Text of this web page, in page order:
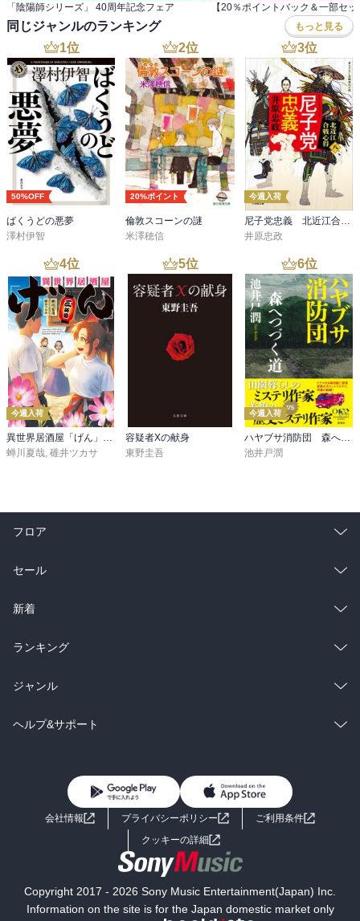
「陰陽師シリーズ」 40周年記念フェア
同じジャンルのランキング もっと見る
1位
50%OFF
ばくうどの悪夢
澤村伊智
2位
20%ポイント
倫敦スコーンの謎
米澤穂信
3位
今週入荷
尼子党忠義 北近江合戦心得〈八〉
井原忠政
4位
今週入荷
蝉川夏哉 碓井ツカサ
5位
容疑者Xの献身
東野圭吾
6位
今週入荷
池井戸潤
フロア
総合
ラノベ
雑誌・グラビア
BL・TL
セール
総合
ラノベ
雑誌・グラビア
BL・TL
新着
総合
ラノベ
雑誌・グラビア
ランキング
総合
ラノベ
ジャンル
コミック
ライトノベル 男子向けラノベ
小説
海外小説
ミステリー SF
ヘルプ&サポート
よくあるご質問 お問い合わせ
会社情報 プライバシーポリシー
ご利用条件
クッキーの詳細
Copyright 2017 - 2026 Sony Music Entertainment(Japan) Inc.
Information on the site is for the Japan domestic market only